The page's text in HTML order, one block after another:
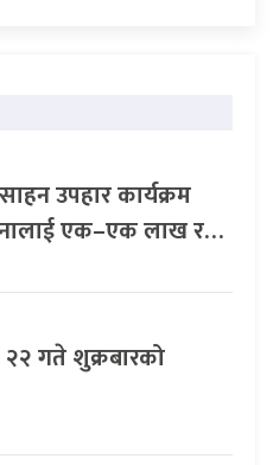
उपहार कार्यक्रम
एक–एक लाख र…
गते शुक्रबारको